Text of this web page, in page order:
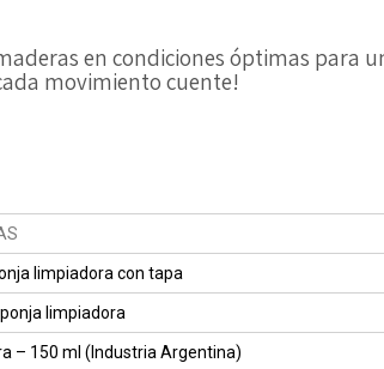
en condiciones óptimas para
movimiento cuente!
limpiadora con tapa
limpiadora
– 150 ml (Industria Argentina)